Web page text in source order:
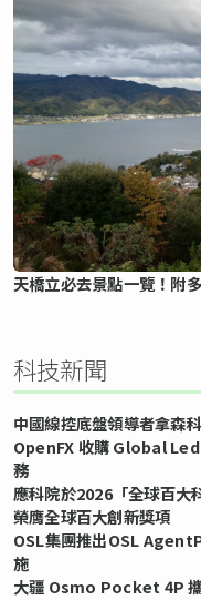
天橋立必去景點一覽！附
科技新聞
中國線控底盤領導者拿森
OpenFX 收購 Global
務
應科院於2026「全球百大
榮膺全球百大創新獎項
OSL集團推出OSL
施
大疆 Osmo Pocket 4P